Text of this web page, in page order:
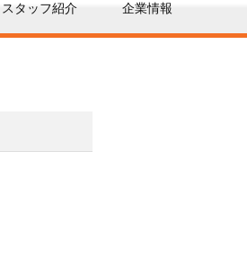
スタッフ紹介 企業情報